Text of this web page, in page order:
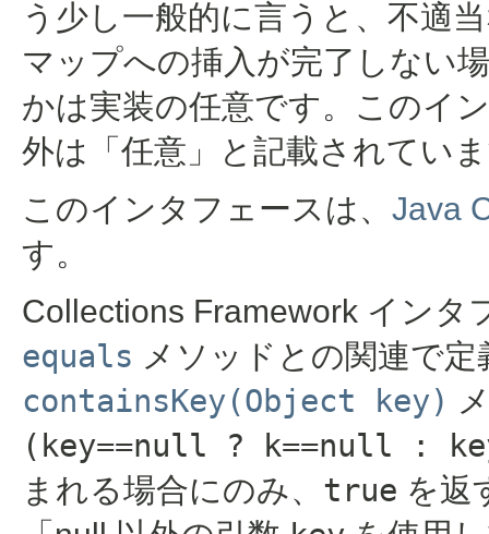
う少し一般的に言うと、不適
マップへの挿入が完了しない
かは実装の任意です。このイ
外は「任意」と記載されてい
このインタフェースは、 Java
す。
Collections Framework インタ
equals メソッドとの関連で
containsKey(Object key)
(key==null ? k==null :
まれる場合にのみ、 true を返